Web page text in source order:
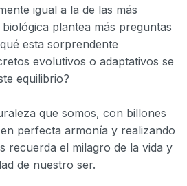
igual a la de las más
plantea más preguntas
esta sorprendente
evolutivos o adaptativos se
equilibrio?
que somos, con billones
perfecta armonía y realizando
recuerda el milagro de la vida y
de nuestro ser.